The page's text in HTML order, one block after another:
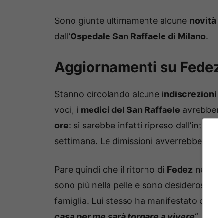
Sono giunte ultimamente alcune novità
dall’Ospedale San Raffaele di Milano.
Aggiornamenti su
Stanno circolando alcune indiscrezioni
voci, i medici del San Raffaele
ore: si sarebbe infatti ripreso
settimana. Le dimissioni avverrebbero
Pare quindi che il ritorno di Fedez nella
sono più nella pelle e sono desiderosi di
famiglia. Lui stesso ha manifestato